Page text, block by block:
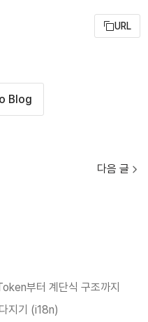
URL
Blog
다음 글
부터 계단식 구조까지
지기 (i18n)